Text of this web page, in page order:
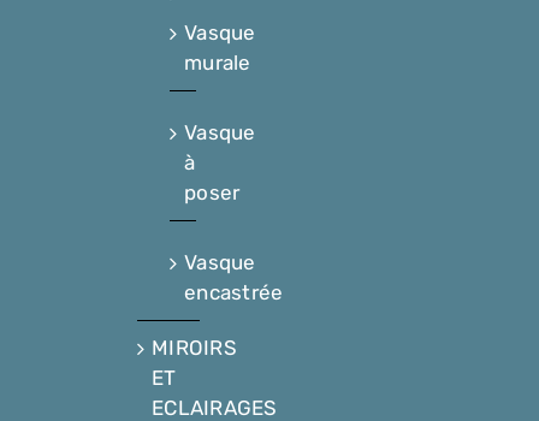
Vasque
murale
Vasque
à
poser
Vasque
encastrée
MIROIRS
ET
ECLAIRAGES